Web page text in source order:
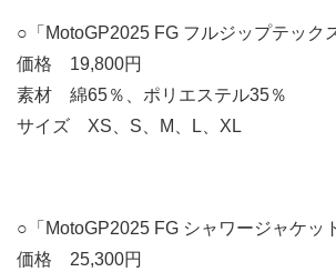
○「MotoGP2025 FG フルジップテック
価格 19,800円
素材 綿65％、ポリエステル35％
サイズ XS、S、M、L、XL
○「MotoGP2025 FG シャワージャケッ
価格 25,300円